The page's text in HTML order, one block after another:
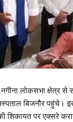
नगीना लोकसभा क्षेत्र
बिजनौर पहुंचे।
शिकायत पर एक्सरे